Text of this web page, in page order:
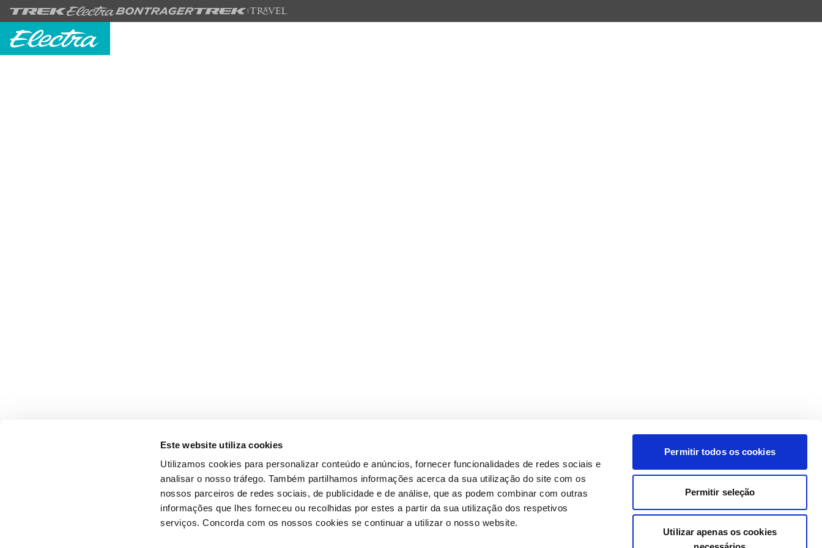
Este website utiliza cookies
Utilizamos cookies para personalizar conteúdo e anúncios, fornecer funcionalidades de redes sociais e
analisar o nosso tráfego. Também partilhamos informações acerca da sua utilização do site com os
nossos parceiros de redes sociais, de publicidade e de análise, que as podem combinar com outras
informações que lhes forneceu ou recolhidas por estes a partir da sua utilização dos respetivos
serviços. Concorda com os nossos cookies se continuar a utilizar o nosso website.
Permitir todos os cookies
Permitir seleção
Utilizar apenas os cookies